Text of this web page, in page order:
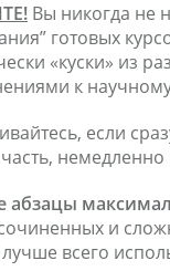
Вы никогда не
готовых
«куски» из
к
если
немедленно
абзацы
и
всего